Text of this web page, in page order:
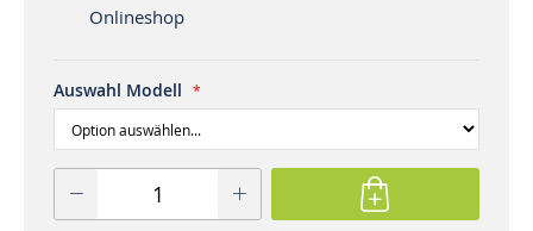
Onlineshop
Auswahl Modell